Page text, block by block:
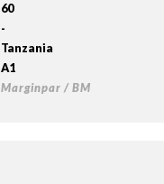
60
-
Tanzania
A1
Marginpar / BM